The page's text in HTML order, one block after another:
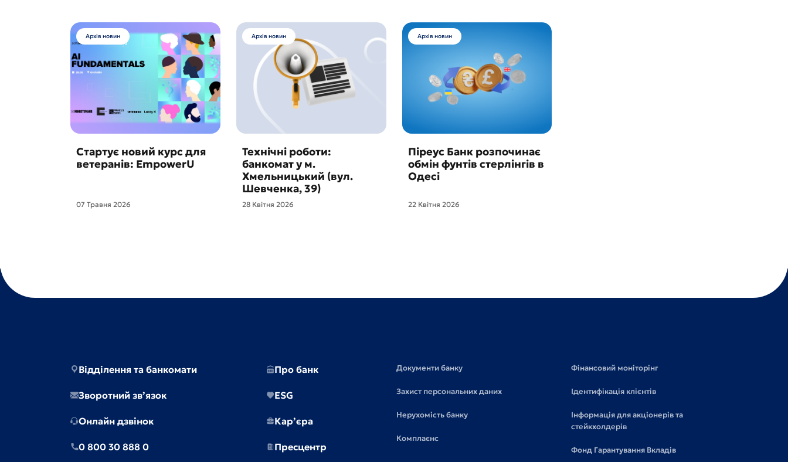
Архів новин
Стартує новий курс для
ветеранів: EmpowerU
07 Травня 2026
Архів новин
Технічні роботи:
банкомат у м.
Хмельницький (вул.
Шевченка, 39)
28 Квітня 2026
Архів новин
Піреус Банк розпочинає
обмін фунтів стерлінгів в
Одесі
22 Квітня 2026
Відділення та банкомати
Зворотний зв’язок
Онлайн дзвінок
0 800 30 888 0
Про банк
ESG
Кар’єра
Пресцентр
Документи банку
Захист персональних даних
Нерухомість банку
Комплаєнс
Фінансовий моніторінг
Ідентифікація клієнтів
Інформація для акціонерів та
стейкхолдерів
Фонд Гарантування Вкладів